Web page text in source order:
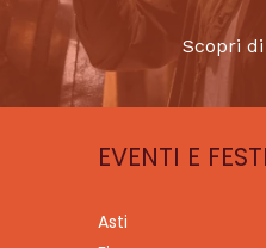
Scopri
EVENTI E
Asti